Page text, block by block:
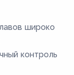
широко
контроль